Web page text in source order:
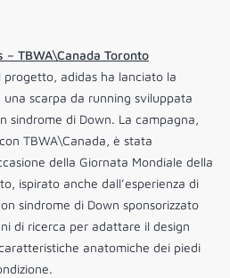
TBWA\Canada Toronto
progetto, adidas ha lanciato la
scarpa da running sviluppata
sindrome di Down. La campagna,
TBWA\Canada, è stata
della Giornata Mondiale della
ispirato anche dall’esperienza di
sindrome di Down sponsorizzato
di ricerca per adattare il design
anatomiche dei piedi